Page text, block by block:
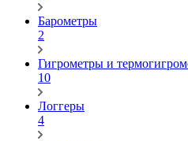
Барометры
2
Гигрометры и
10
Логгеры
4